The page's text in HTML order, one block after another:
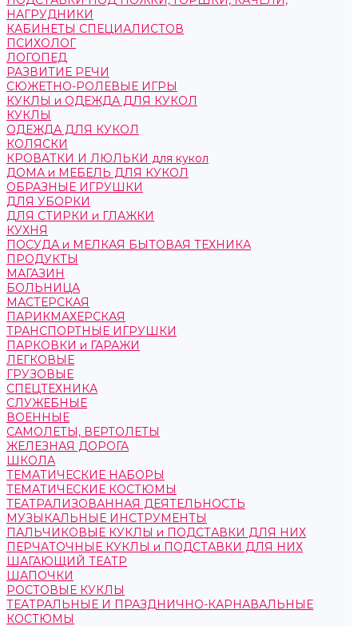
НАГРУДНИКИ
КАБИНЕТЫ СПЕЦИАЛИСТОВ
ПСИХОЛОГ
ЛОГОПЕД
РАЗВИТИЕ РЕЧИ
СЮЖЕТНО-РОЛЕВЫЕ ИГРЫ
КУКЛЫ и ОДЕЖДА ДЛЯ КУКОЛ
КУКЛЫ
ОДЕЖДА ДЛЯ КУКОЛ
КОЛЯСКИ
КРОВАТКИ И ЛЮЛЬКИ для кукол
ДОМА и МЕБЕЛЬ ДЛЯ КУКОЛ
ОБРАЗНЫЕ ИГРУШКИ
ДЛЯ УБОРКИ
ДЛЯ СТИРКИ и ГЛАЖКИ
КУХНЯ
ПОСУДА и МЕЛКАЯ БЫТОВАЯ ТЕХНИКА
ПРОДУКТЫ
МАГАЗИН
БОЛЬНИЦА
МАСТЕРСКАЯ
ПАРИКМАХЕРСКАЯ
ТРАНСПОРТНЫЕ ИГРУШКИ
ПАРКОВКИ и ГАРАЖИ
ЛЕГКОВЫЕ
ГРУЗОВЫЕ
СПЕЦТЕХНИКА
СЛУЖЕБНЫЕ
ВОЕННЫЕ
САМОЛЕТЫ, ВЕРТОЛЕТЫ
ЖЕЛЕЗНАЯ ДОРОГА
ШКОЛА
ТЕМАТИЧЕСКИЕ НАБОРЫ
ТЕМАТИЧЕСКИЕ КОСТЮМЫ
ТЕАТРАЛИЗОВАННАЯ ДЕЯТЕЛЬНОСТЬ
МУЗЫКАЛЬНЫЕ ИНСТРУМЕНТЫ
ПАЛЬЧИКОВЫЕ КУКЛЫ и ПОДСТАВКИ ДЛЯ НИХ
ПЕРЧАТОЧНЫЕ КУКЛЫ и ПОДСТАВКИ ДЛЯ НИХ
ШАГАЮЩИЙ ТЕАТР
ШАПОЧКИ
РОСТОВЫЕ КУКЛЫ
ТЕАТРАЛЬНЫЕ И ПРАЗДНИЧНО-КАРНАВАЛЬНЫЕ
КОСТЮМЫ